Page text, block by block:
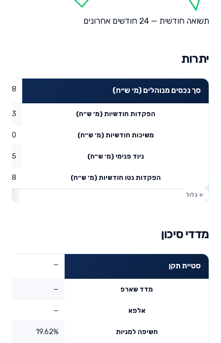
תשואה חודשית — 24 חודשים אחרונים
יתרות
סך נכסים מנוהלים (מ׳ ש״ח)
הפקדות חודשיות (מ׳ ש״ח) 0.23
משיכות חודשיות (מ׳ ש״ח) 0
ניוד פנימי (מ׳ ש״ח) 1.15
הפקדות נטו חודשיות (מ׳ ש״ח) 1.38
מדדי סיכון
סטיית תקן —
מדד שארפ —
אלפא —
חשיפה למניות 19.62%